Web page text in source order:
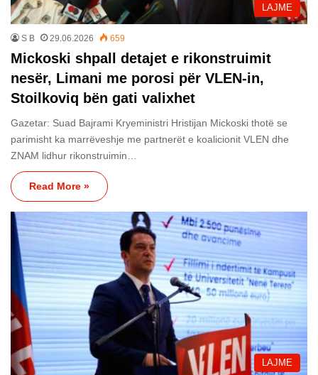
LAJME
S B 29.06.2026 659
Mickoski shpall detajet e rikonstruimit
nesër, Limani me porosi për VLEN-in,
Stoilkoviq bën gati valixhet
Gazetar: Suad Bajrami Kryeministri Hristijan Mickoski thotë se
parimisht ka marrëveshje me partnerët e koalicionit VLEN dhe
ZNAM lidhur rikonstruimin…
Read More »
LAJME